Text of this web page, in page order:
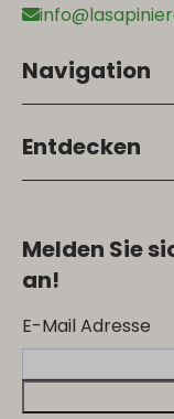
Navigation
Entdecken
Melden Sie
an!
E-Mail Adresse